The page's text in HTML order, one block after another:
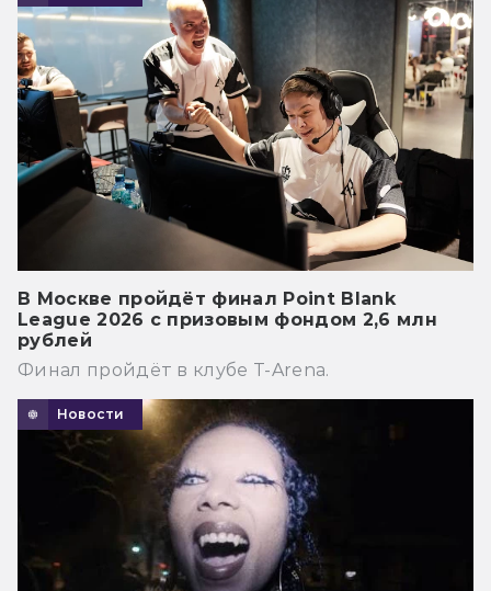
В Москве пройдёт финал Point Blank
League 2026 с призовым фондом 2,6 млн
рублей
Финал пройдёт в клубе T-Arena.
Новости